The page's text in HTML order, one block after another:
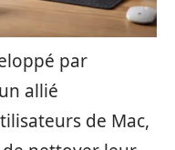
par
allié
de Mac,